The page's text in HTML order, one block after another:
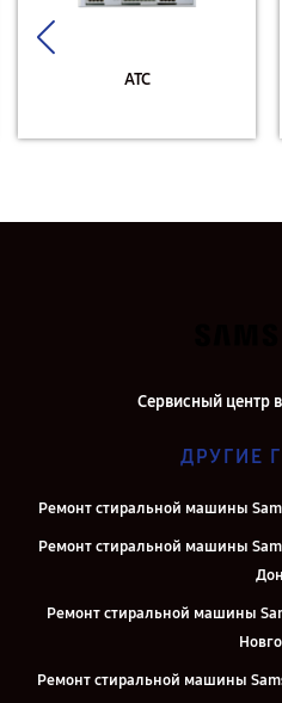
АТС
Сервисный центр
ДРУГИЕ
Ремонт стиральной машины
Ремонт стиральной машины
Ремонт стиральной машины
Ремонт стиральной машины